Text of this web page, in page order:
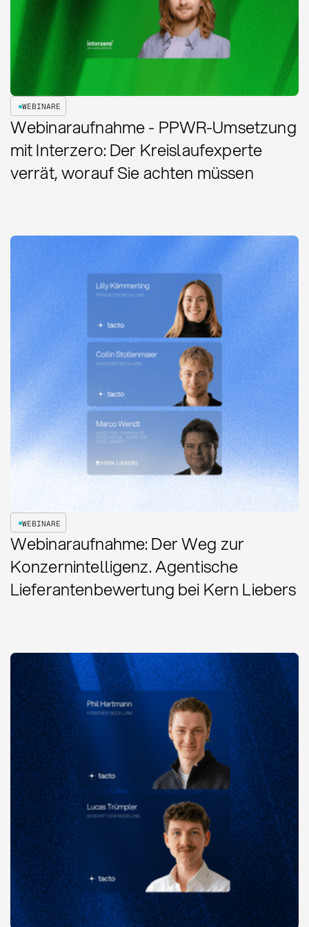
WEBINARE
Webinaraufnahme - PPWR-Umsetzung
mit Interzero: Der Kreislaufexperte
verrät, worauf Sie achten müssen
WEBINARE
Webinaraufnahme: Der Weg zur
Konzernintelligenz. Agentische
Lieferantenbewertung bei Kern Liebers